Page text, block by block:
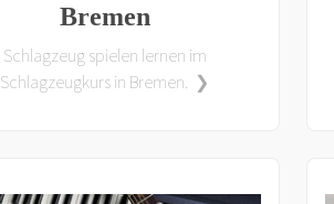
Bremen
Schlagzeug spielen lernen im
Schlagzeugkurs in Bremen. ❯